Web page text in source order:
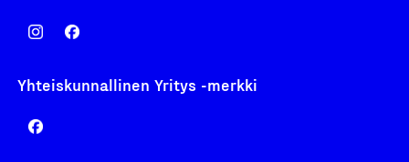
Yhteiskunnallinen Yritys -merkki